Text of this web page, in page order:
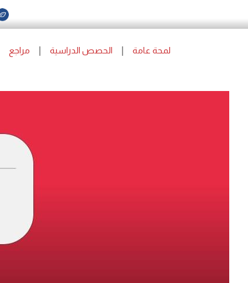
لمحة عامة الحصص الدراسية مراجع